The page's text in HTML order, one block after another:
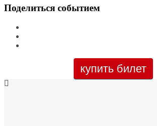
Поделиться событием
купить билет